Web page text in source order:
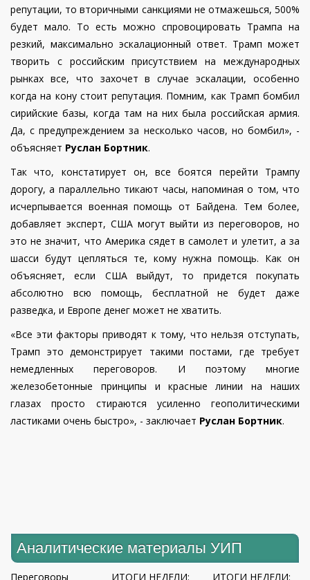
репутации, то вторичными санкциями не отмажешься, 500%
будет мало. То есть можно спровоцировать Трампа на
резкий, максимально эскалационный ответ. Трамп может
творить с российским присутствием на международных
рынках все, что захочет в случае эскалации, особенно
когда на кону стоит репутация. Помним, как Трамп бомбил
сирийские базы, когда там на них была российская армия.
Да, с предупреждением за несколько часов, но бомбил», -
объясняет Руслан Бортник.
Так что, констатирует он, все боятся перейти Трампу
дорогу, а параллельно тикают часы, напоминая о том, что
исчерпывается военная помощь от Байдена. Тем более,
добавляет эксперт, США могут выйти из переговоров, но
это не значит, что Америка сядет в самолет и улетит, а за
шасси будут цепляться те, кому нужна помощь. Как он
объясняет, если США выйдут, то придется покупать
абсолютно всю помощь, бесплатной не будет даже
разведка, и Европе денег может не хватить.
«Все эти факторы приводят к тому, что нельзя отступать,
Трамп это демонстрирует такими постами, где требует
немедленных переговоров. И поэтому многие
железобетонные принципы и красные линии на наших
глазах просто стираются усиленно геополитическими
ластиками очень быстро», - заключает Руслан Бортник.
Аналитические материалы УИП
Переговоры ИТОГИ НЕДЕЛИ: ИТОГИ НЕДЕЛИ: